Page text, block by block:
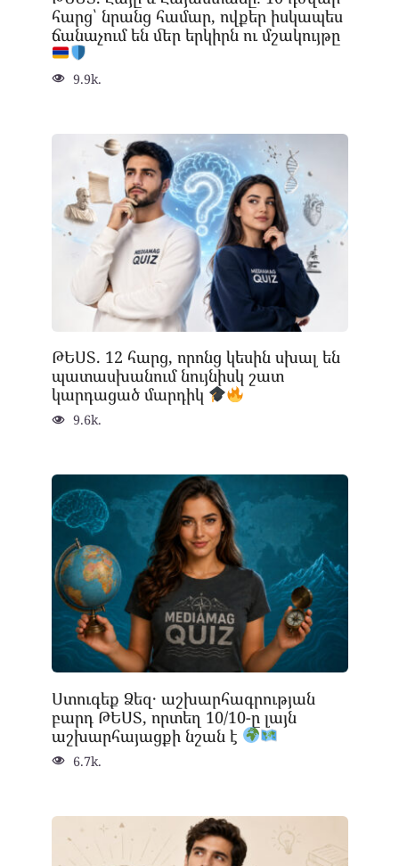
հարց՝ նրանց համար, ովքեր իսկապես
ճանաչում են մեր երկիրն ու մշակույթը
9.9k.
ԹԵՍՏ. 12 հարց, որոնց կեսին սխալ են
պատասխանում նույնիսկ շատ
կարդացած մարդիկ
9.6k.
Ստուգեք Ձեզ․ աշխարհագրության
բարդ ԹԵՍՏ, որտեղ 10/10-ը լայն
աշխարհայացքի նշան է
6.7k.